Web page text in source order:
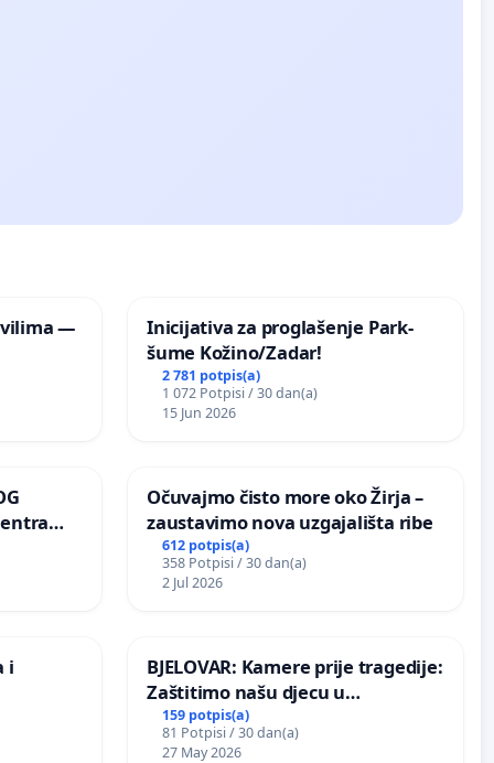
—
Inicijativa za proglašenje Park-
šume Kožino/Zadar!
2 781 potpis(a)
1 072 Potpisi / 30 dan(a)
15 Jun 2026
stabala
Očuvajmo čisto more oko Žirja –
zaustavimo nova uzgajališta ribe
612 potpis(a)
358 Potpisi / 30 dan(a)
2 Jul 2026
i
BJELOVAR: Kamere prije tragedije:
Zaštitimo našu djecu u
Vukovarskoj!
159 potpis(a)
81 Potpisi / 30 dan(a)
27 May 2026